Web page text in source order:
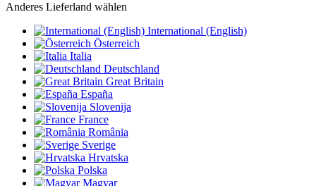
Anderes Lieferland wählen
International (English)
Österreich
Italia
Deutschland
Great Britain
España
Slovenija
France
România
Sverige
Hrvatska
Polska
Magyar